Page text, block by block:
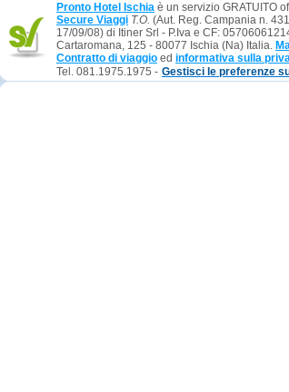
Pronto Hotel Ischia è un servizio GRATUITO
Secure Viaggi T.O. (Aut. Reg. Campania n.
17/09/08) di Itiner Srl - P.Iva e CF:
Cartaromana, 125 - 80077 Ischia (Na) Italia.
Contratto di viaggio ed informativa sulla
Tel. 081.1975.1975 - Gestisci le preferenze